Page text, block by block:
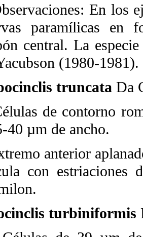
En los
paramílicas en
central. La
(1980-1981).
truncata Da
de contorno
40 µm de ancho.
anterior
con estriaciones
turbiniformis